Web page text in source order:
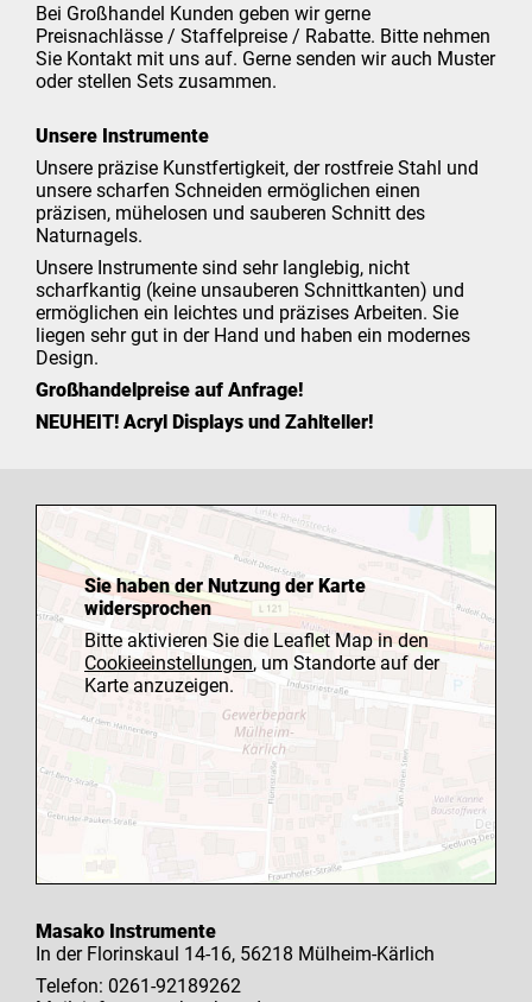
Bei Großhandel Kunden geben wir gerne
Preisnachlässe / Staffelpreise / Rabatte. Bitte nehmen
Sie Kontakt mit uns auf. Gerne senden wir auch Muster
oder stellen Sets zusammen.
Unsere Instrumente
Unsere präzise Kunstfertigkeit, der rostfreie Stahl und
unsere scharfen Schneiden ermöglichen einen
präzisen, mühelosen und sauberen Schnitt des
Naturnagels.
Unsere Instrumente sind sehr langlebig, nicht
scharfkantig (keine unsauberen Schnittkanten) und
ermöglichen ein leichtes und präzises Arbeiten. Sie
liegen sehr gut in der Hand und haben ein modernes
Design.
Großhandelpreise auf Anfrage!
NEUHEIT! Acryl Displays und Zahlteller!
Sie haben der Nutzung der Karte
widersprochen
Bitte aktivieren Sie die Leaflet Map in den
Cookieeinstellungen, um Standorte auf der
Karte anzuzeigen.
Masako Instrumente
In der Florinskaul 14-16, 56218 Mülheim-Kärlich
Telefon: 0261-92189262